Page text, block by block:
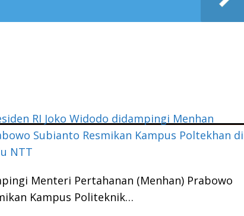
RI Joko Widodo didampingi Menhan
Subianto Resmikan Kampus Poltekhan di
NTT
Menteri Pertahanan (Menhan) Prabowo
Kampus Politeknik…